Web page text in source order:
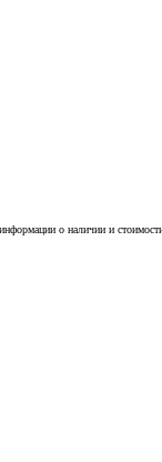
о наличии и